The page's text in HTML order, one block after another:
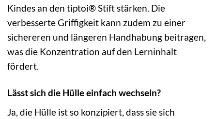
Kindes an den tiptoi® Stift stärken. Die
verbesserte Griffigkeit kann zudem zu einer
sichereren und längeren Handhabung beitragen,
was die Konzentration auf den Lerninhalt
fördert.
Lässt sich die Hülle einfach wechseln?
Ja, die Hülle ist so konzipiert, dass sie sich